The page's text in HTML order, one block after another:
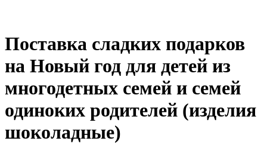
Поставка сладких подарков
на Новый год для детей из
многодетных семей и семей
одиноких родителей (изделия
шоколадные)